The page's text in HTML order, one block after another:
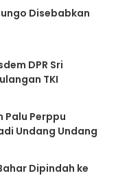
Disebabkan
DPR Sri
TKI
Palu Perppu
Undang Undang
Dipindah ke